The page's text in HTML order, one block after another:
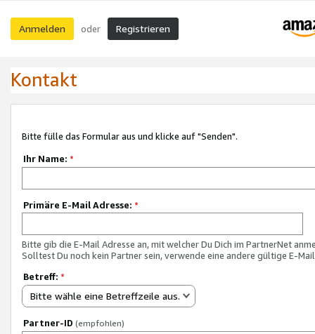
Anmelden oder Registrieren
Kontakt
Bitte fülle das Formular aus und klicke auf "Senden".
Ihr Name: *
Primäre E-Mail Adresse: *
Bitte gib die E-Mail Adresse an, mit welcher Du Dich im PartnerNet
Solltest Du noch kein Partner sein, verwende eine andere gültige E-
Betreff: *
Bitte wähle eine Betreffzeile aus.
Partner-ID (empfohlen)